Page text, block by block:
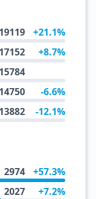
19119 +21.1%
17152 +8.7%
15784
14750 -6.6%
13882 -12.1%
2974 +57.3%
2027 +7.2%